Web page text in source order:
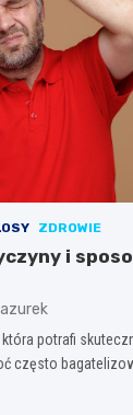
ZDROWIE
i
potrafi
często